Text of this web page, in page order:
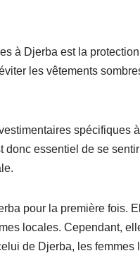
à Djerba est la protection
les vêtements
spécifiques
essentiel de se
pour la première fois.
locales. Cependant,
de Djerba, les femmes